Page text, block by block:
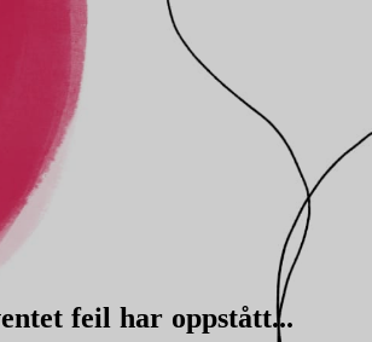
feil har oppstått...